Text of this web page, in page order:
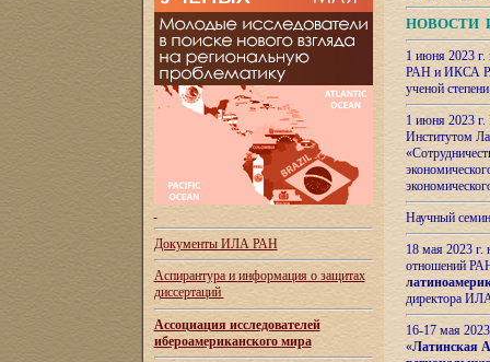
Документы ИЛА РАН
Аспирантура и информация о защитах
диссертаций
Ассоциация исследователей
ибероамериканского мира
НОВОСТИ
1 июня 2023
РАН и ИКСА
ученой
1 июня 2023
Институтом
Научный
18 мая 2023
отношений
директора
16-17 мая
«Латинская